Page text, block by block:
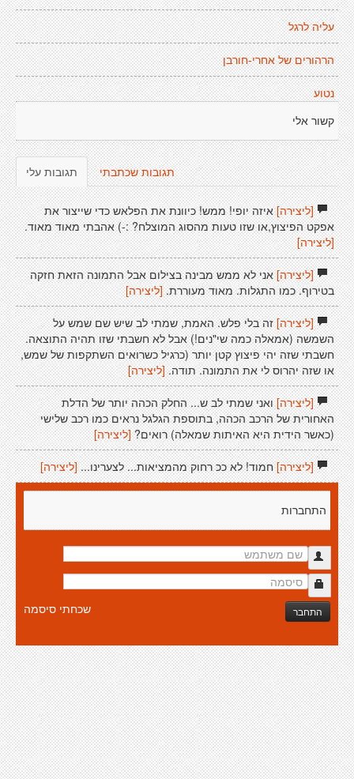
עליה לרגל
הרהורים של אחרי-חורבן
נטוע
קשור אלי
תגובות עלי תגובות שכתבתי
[ליצירה]איזה יופי! ממש! כיוונת את הפלאש כדי שייצור את
אפקט הפיצוץ,או שזו טעות מהסוג המוצלח? :-) אהבתי מאוד מאוד.
[ליצירה]
[ליצירה]אני לא ממש מבינה בצילום אבל התמונה הזאת חזקה
בטירוף. כמו התגלות. מאוד מעוררת. [ליצירה]
[ליצירה]זה בלי פלש. האמת, שמתי לב שיש שם שמש על
השמשה (אמאלה כמה שי"נים!) אבל לא חשבתי שזו תהיה התוצאה.
חשבתי שזה יהי פיצוץ קטן יותר (כרגיל כשרואים השתקפות של שמש,
או שזה יהרוס לי את התמונה. תודה. [ליצירה]
[ליצירה]ואני שמתי לב ש... החלק הכהה יותר של הדלת
האחורית של הרכב הכהה, בתוספת הגלגל נראים כמו רכב שלישי
(כאשר הידית היא האיתות שמאלה) רואים? [ליצירה]
[ליצירה]חמוד! לא ככ רחוק מהמציאות... לצערינו... [ליצירה]
התחברות
התחבר שכחתי סיסמה